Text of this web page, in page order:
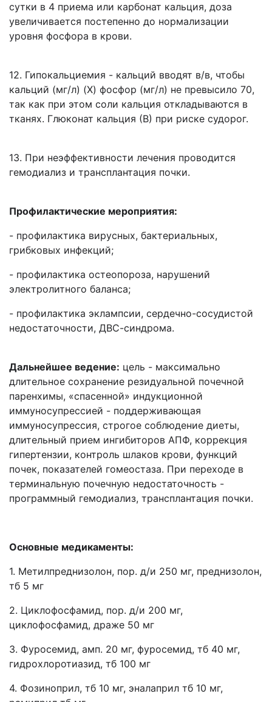
сутки в 4 приема или карбонат кальция, доза
увеличивается постепенно до нормализации
уровня фосфора в крови.
12. Гипокальциемия - кальций вводят в/в, чтобы
кальций (мг/л) (Х) фосфор (мг/л) не превысило 70,
так как при этом соли кальция откладываются в
тканях. Глюконат кальция (В) при риске судорог.
13. При неэффективности лечения проводится
гемодиализ и трансплантация почки.
Профилактические мероприятия:
- профилактика вирусных, бактериальных,
грибковых инфекций;
- профилактика остеопороза, нарушений
электролитного баланса;
- профилактика эклампсии, сердечно-сосудистой
недостаточности, ДВС-синдрома.
Дальнейшее ведение: цель - максимально
длительное сохранение резидуальной почечной
паренхимы, «спасенной» индукционной
иммуносупрессией - поддерживающая
иммуносупрессия, строгое соблюдение диеты,
длительный прием ингибиторов АПФ, коррекция
гипертензии, контроль шлаков крови, функций
почек, показателей гомеостаза. При переходе в
терминальную почечную недостаточность -
программный гемодиализ, трансплантация почки.
Основные медикаменты:
1. Метилпреднизолон, пор. д/и 250 мг, преднизолон,
тб 5 мг
2. Циклофосфамид, пор. д/и 200 мг,
циклофосфамид, драже 50 мг
3. Фуросемид, амп. 20 мг, фуросемид, тб 40 мг,
гидрохлоротиазид, тб 100 мг
4. Фозиноприл, тб 10 мг, эналаприл тб 10 мг,